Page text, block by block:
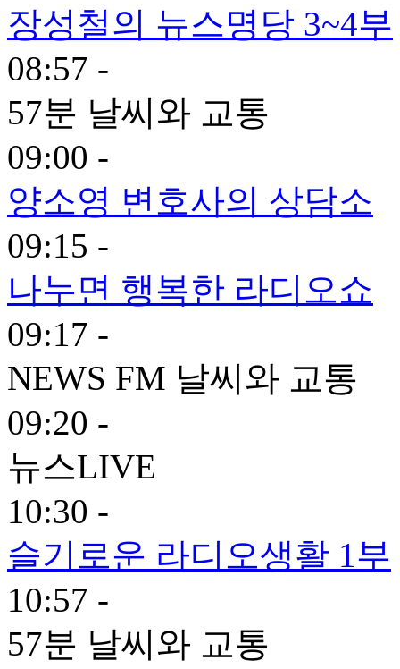
장성철의 뉴스명당 3~4부
08:57 -
57분 날씨와 교통
09:00 -
양소영 변호사의 상담소
09:15 -
나누면 행복한 라디오쇼
09:17 -
NEWS FM 날씨와 교통
09:20 -
뉴스LIVE
10:30 -
슬기로운 라디오생활 1부
10:57 -
57분 날씨와 교통